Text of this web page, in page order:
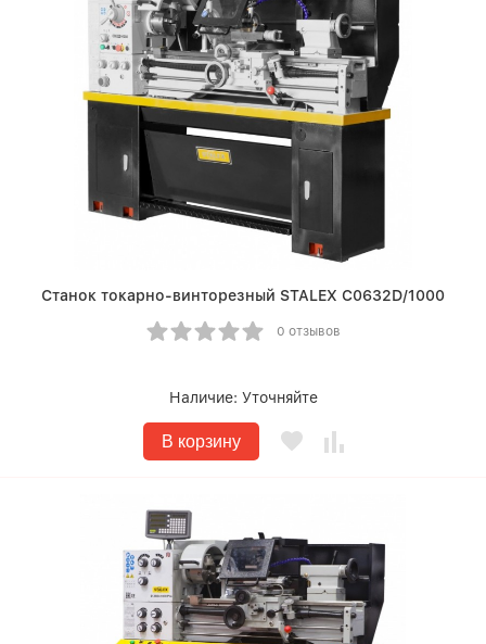
Станок токарно-винторезный STALEX C0632D/1000
0 отзывов
Наличие: Уточняйте
В корзину